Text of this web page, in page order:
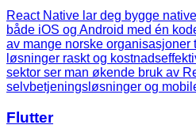
React Native lar deg bygge
både iOS og Android med én
av mange norske organisasjoner
løsninger raskt og
sektor ser man økende bruk av
selvbetjeningsløsninger og
Flutter